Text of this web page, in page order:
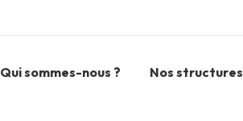
Qui sommes-nous ? Nos structures